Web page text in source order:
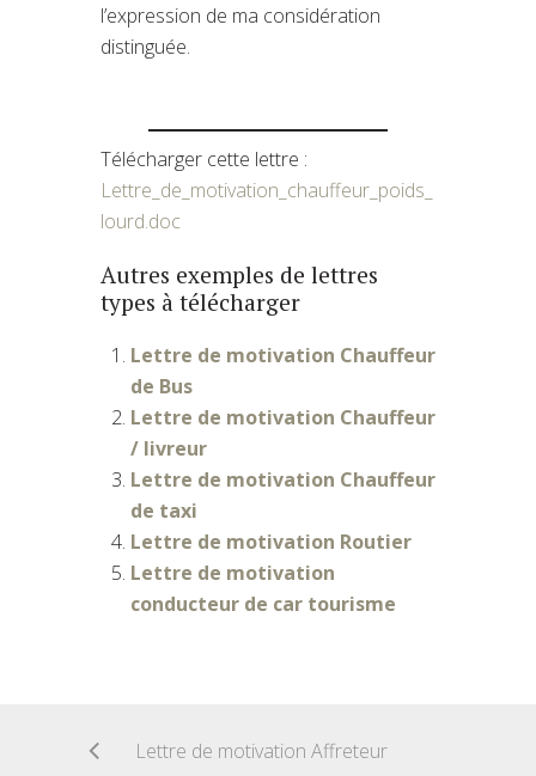
l’expression de ma considération
distinguée.
Télécharger cette lettre :
Lettre_de_motivation_chauffeur_poids_
lourd.doc
Autres exemples de lettres
types à télécharger
Lettre de motivation Chauffeur
de Bus
Lettre de motivation Chauffeur
/ livreur
Lettre de motivation Chauffeur
de taxi
Lettre de motivation Routier
Lettre de motivation
conducteur de car tourisme
Lettre de motivation Affreteur